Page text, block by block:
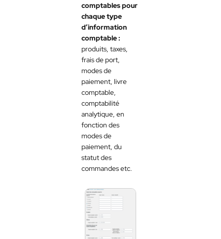
comptables pour
chaque type
d’information
comptable :
produits, taxes,
frais de port,
modes de
paiement, livre
comptable,
comptabilité
analytique, en
fonction des
modes de
paiement, du
statut des
commandes etc.